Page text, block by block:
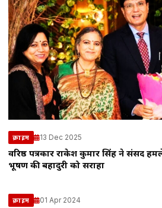
क्राइम 13 Dec 2025
वरिष्ठ पत्रकार राकेश कुमार सिंह ने संसद
भूषण की बहादुरी को सराहा
क्राइम 01 Apr 2024